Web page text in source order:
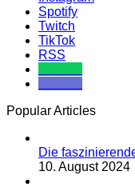
Spotify
Twitch
TikTok
RSS
Popular Articles
Die
10. August 2024